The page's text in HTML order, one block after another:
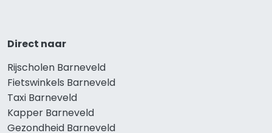
Direct naar
Rijscholen Barneveld
Fietswinkels Barneveld
Taxi Barneveld
Kapper Barneveld
Gezondheid Barneveld